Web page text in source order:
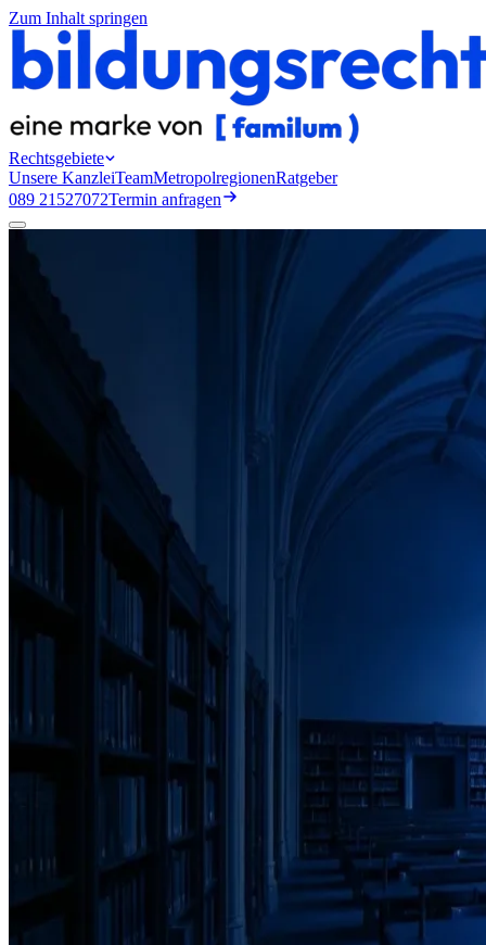
Zum Inhalt springen
Rechtsgebiete
Unsere KanzleiTeamMetropolregionenRatgeber
089 21527072Termin anfragen